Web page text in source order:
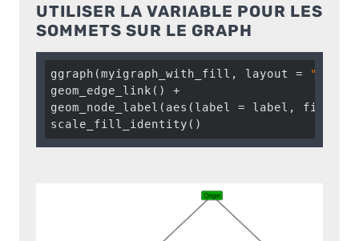
UTILISER LA VARIABLE POUR LES
SOMMETS SUR LE GRAPH
ggraph(myigraph_with_fill, layout =
geom_edge_link() +
geom_node_label(aes(label = label, fill
scale_fill_identity()